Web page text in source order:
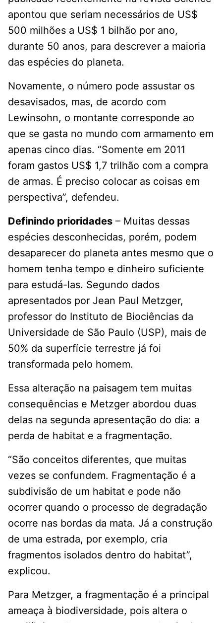
apontou que seriam necessários de US$
500 milhões a US$ 1 bilhão por ano,
durante 50 anos, para descrever a maioria
das espécies do planeta.
Novamente, o número pode assustar os
desavisados, mas, de acordo com
Lewinsohn, o montante corresponde ao
que se gasta no mundo com armamento em
apenas cinco dias. “Somente em 2011
foram gastos US$ 1,7 trilhão com a compra
de armas. É preciso colocar as coisas em
perspectiva”, defendeu.
Definindo prioridades – Muitas dessas
espécies desconhecidas, porém, podem
desaparecer do planeta antes mesmo que o
homem tenha tempo e dinheiro suficiente
para estudá-las. Segundo dados
apresentados por Jean Paul Metzger,
professor do Instituto de Biociências da
Universidade de São Paulo (USP), mais de
50% da superfície terrestre já foi
transformada pelo homem.
Essa alteração na paisagem tem muitas
consequências e Metzger abordou duas
delas na segunda apresentação do dia: a
perda de habitat e a fragmentação.
“São conceitos diferentes, que muitas
vezes se confundem. Fragmentação é a
subdivisão de um habitat e pode não
ocorrer quando o processo de degradação
ocorre nas bordas da mata. Já a construção
de uma estrada, por exemplo, cria
fragmentos isolados dentro do habitat”,
explicou.
Para Metzger, a fragmentação é a principal
ameaça à biodiversidade, pois altera o